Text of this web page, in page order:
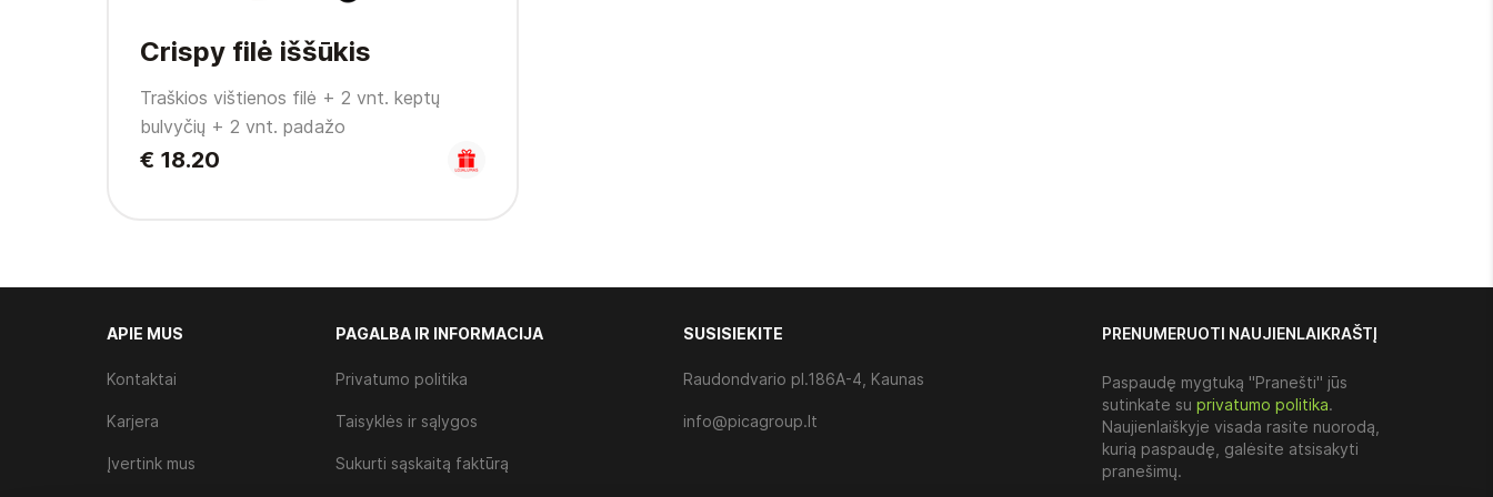
Crispy filė iššūkis
Traškios vištienos filė + 2 vnt. keptų
bulvyčių + 2 vnt. padažo
€ 18.20
APIE MUS
Kontaktai
Karjera
Įvertink mus
PAGALBA IR INFORMACIJA
Privatumo politika
Taisyklės ir sąlygos
Sukurti sąskaitą faktūrą
SUSISIEKITE
Raudondvario pl.186A-4, Kaunas
info@picagroup.lt
PRENUMERUOTI NAUJIENLAIKRAŠTĮ
Paspaudę mygtuką "Pranešti" jūs
sutinkate su privatumo politika.
Naujienlaiškyje visada rasite nuorodą,
kurią paspaudę, galėsite atsisakyti
pranešimų.